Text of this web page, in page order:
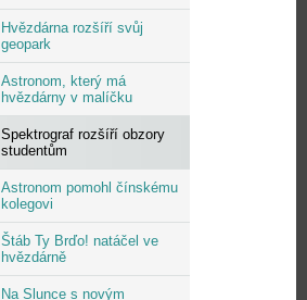
Hvězdárna rozšíří svůj
geopark
Astronom, který má
hvězdárny v malíčku
Spektrograf rozšíří obzory
studentům
Astronom pomohl čínskému
kolegovi
Štáb Ty Brďo! natáčel ve
hvězdárně
Na Slunce s novým